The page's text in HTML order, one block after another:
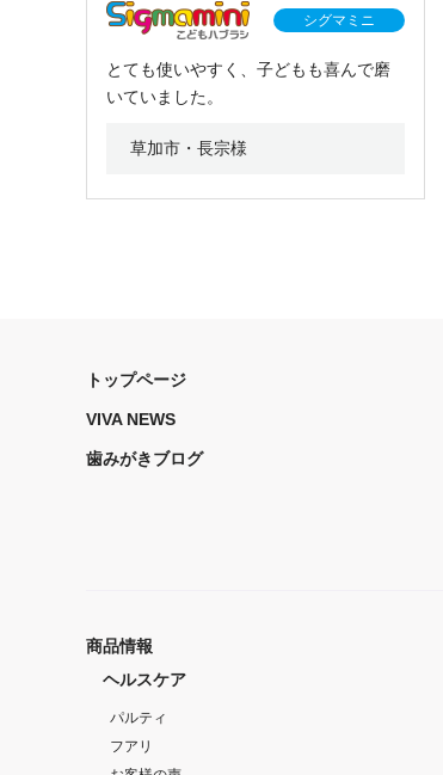
シグマミニ
とても使いやすく、子どもも喜んで磨
いていました。
草加市・長宗様
トップページ
VIVA NEWS
歯みがきブログ
商品情報
ヘルスケア
パルティ
フアリ